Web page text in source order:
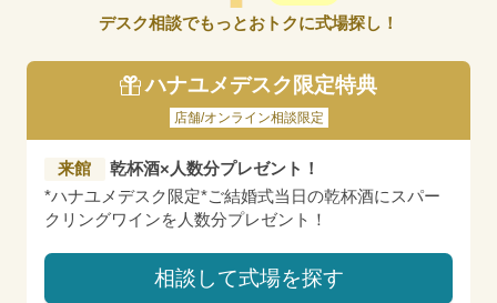
デスク相談でもっとおトクに式場探し！
ハナユメデスク限定特典
店舗/オンライン相談限定
来館
乾杯酒×人数分プレゼント！
*ハナユメデスク限定*ご結婚式当日の乾杯酒にスパー
クリングワインを人数分プレゼント！
相談して式場を探す